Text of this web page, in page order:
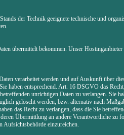
der Technik geeignete technische und
übermittelt bekommen. Unser
verarbeitet werden und auf Auskunft über
haben entsprechend. Art. 16 DSGVO das
unrichtigen Daten zu verlangen. Sie
gelöscht werden, bzw. alternativ nach
das Recht zu verlangen, dass die Sie
Übermittlung an andere Verantwortliche zu
Aufsichtsbehörde einzureichen.